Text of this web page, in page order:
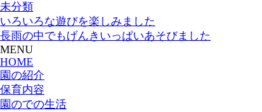
未分類
いろいろな遊びを楽しみました
長雨の中でもげんきいっぱいあそびました
MENU
HOME
園の紹介
保育内容
園のでの生活